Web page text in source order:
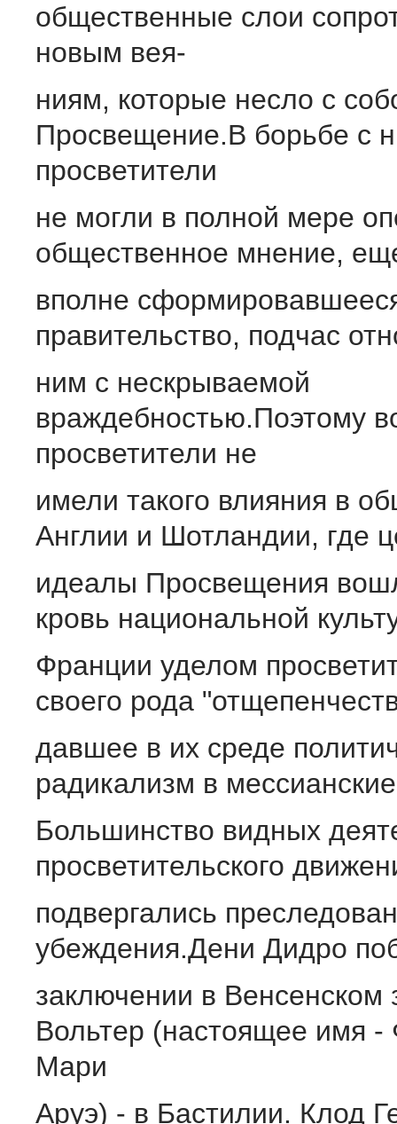
общественные слои
новым вея-
ниям, которые несло с
Просвещение.В борьбе с
просветители
не могли в полной мере
общественное мнение,
вполне
правительство, подчас
ним с нескрываемой
враждебностью.Поэтому
просветители не
имели такого влияния в
Англии и Шотландии, где
идеалы Просвещения
кровь национальной
Франции уделом
своего рода
давшее в их среде
радикализм в
Большинство видных
просветительского
подвергались
убеждения.Дени Дидро
заключении в Венсенском
Вольтер (настоящее имя -
Мари
Аруэ) - в Бастилии. Клод